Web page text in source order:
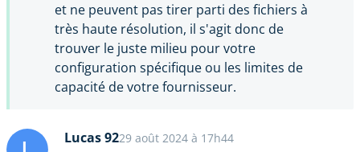
et ne peuvent pas tirer parti des fichiers à
très haute résolution, il s'agit donc de
trouver le juste milieu pour votre
configuration spécifique ou les limites de
capacité de votre fournisseur.
Lucas 9229 août 2024 à 17h44